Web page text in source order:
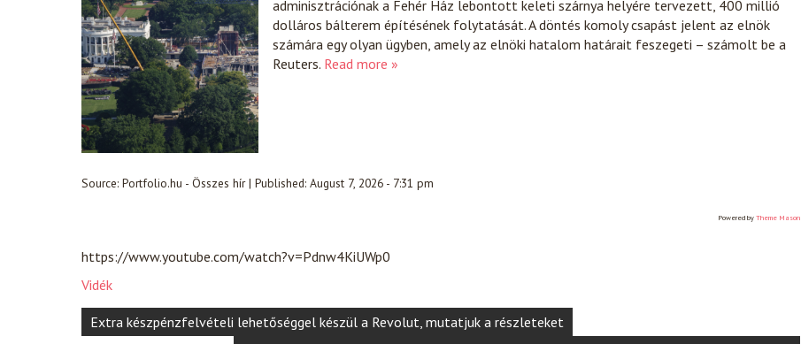
adminisztrációnak a Fehér Ház lebontott keleti szárnya helyére tervezett, 400 millió
dolláros bálterem építésének folytatását. A döntés komoly csapást jelent az elnök
számára egy olyan ügyben, amely az elnöki hatalom határait feszegeti – számolt be a
Reuters. Read more »
Source: Portfolio.hu - Összes hír| Published: August 7, 2026 - 7:31 pm
Powered by Theme Mason
https://www.youtube.com/watch?v=Pdnw4KiUWp0
Vidék
Post
Extra készpénzfelvételi lehetőséggel készül a Revolut, mutatjuk a részleteket